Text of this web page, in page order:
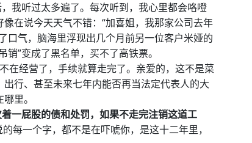
我听过太多遍了。每次听到，我心里都会咯噔
在说今天天气不错：“加喜姐，我那家公司去年
口气，脑海里浮现出几个月前另一位客户米娅的
”变成了黑名单，买不了高铁票。
在经营了，手续就算走完了。亲爱的，这不是菜
行、甚至未来七年内能否再当法定代表人的大
里。
一屁股的债和处罚，如果不走完注销这道工
每一个字，都不是在吓唬你，是这十二年里，